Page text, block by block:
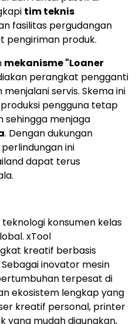
tim teknis
fasilitas pergudangan
pengiriman produk.
mekanisme "Loaner
perangkat pengganti
servis. Skema ini
pengguna tetap
sehingga menjaga
. Dengan dukungan
ini
dapat terus
konsumen kelas
xTool
kreatif berbasis
inovator mesin
terpesat di
ekosistem lengkap yang
kreatif personal, printer
yang mudah digunakan,